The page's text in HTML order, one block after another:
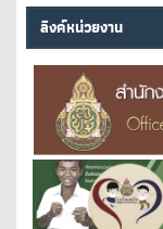
ลิงค์หน่วยงาน